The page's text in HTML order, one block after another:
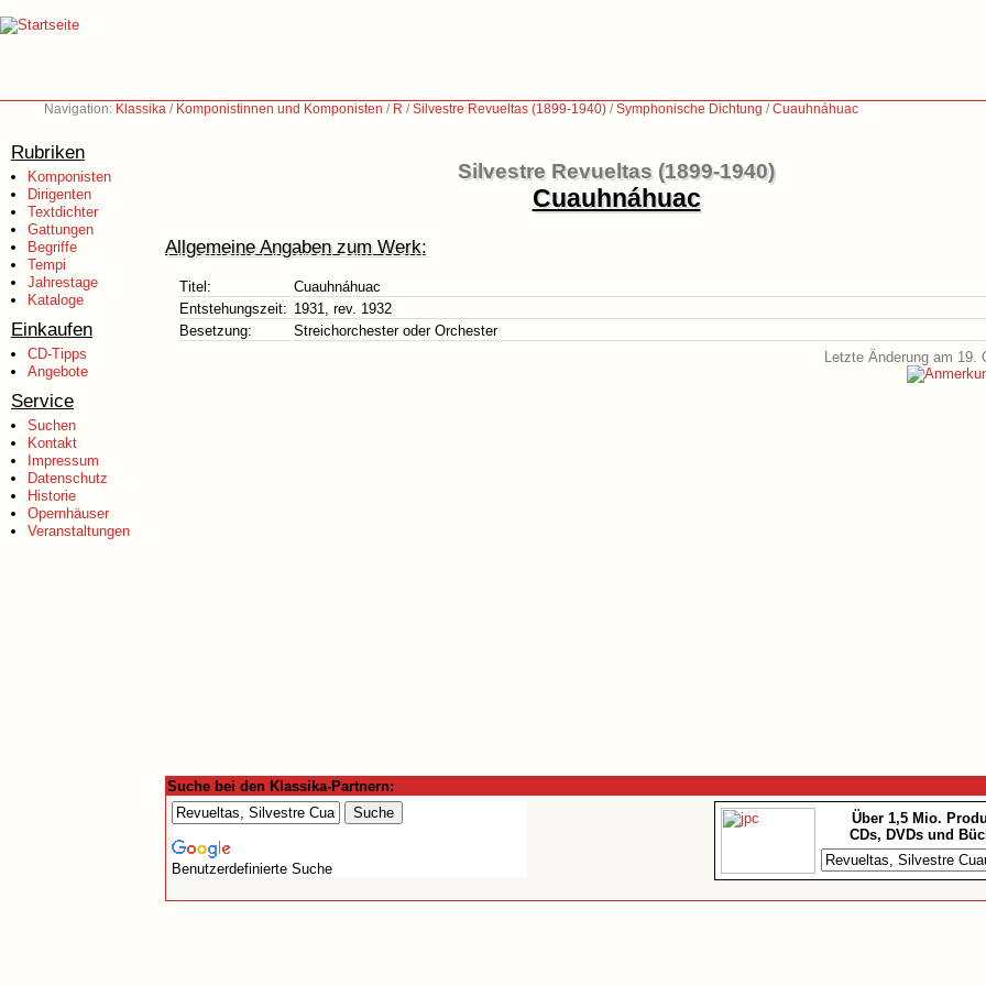
Navigation: Klassika / Komponistinnen und Komponisten / R /Silvestre Revueltas (1899-1940) /Symphonische Dichtung /Cuauhnáhuac
Rubriken
Komponisten
Dirigenten
Textdichter
Gattungen
Begriffe
Tempi
Jahrestage
Kataloge
Einkaufen
CD-Tipps
Angebote
Service
Suchen
Kontakt
Impressum
Datenschutz
Historie
Opernhäuser
Veranstaltungen
Silvestre Revueltas (1899-1940)
Cuauhnáhuac
Allgemeine Angaben zum Werk:
Titel:
Cuauhnáhuac
Entstehungszeit: 1931, rev. 1932
Besetzung:
Streichorchester oder Orchester
Letzte Änderung am 19.
Suche bei den Klassika-Partnern:
Benutzerdefinierte Suche
Über 1,5 Mio.
CDs, DVDs und